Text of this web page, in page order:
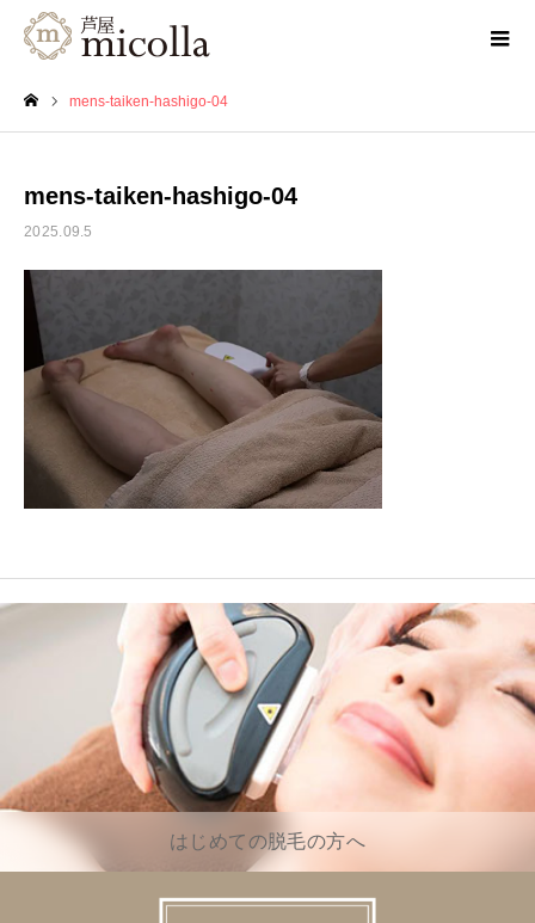
mens-taiken-hashigo-04
mens-taiken-hashigo-04
2025.09.5
はじめての脱毛の方へ